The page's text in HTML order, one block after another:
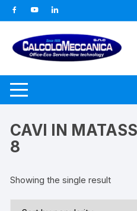
al
contenuto
CAVI IN
8
Showing the single result